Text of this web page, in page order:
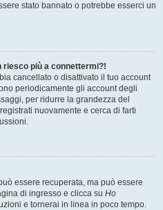
stato bannato o potrebbe esserci un
riesco più a connettermi?!
cancellato o disattivato il tuo account
periodicamente gli account degli
per ridurre la grandezza del
nuovamente e cerca di farti
essere recuperata, ma può essere
di ingresso e clicca su Ho
e tornerai in linea in poco tempo.